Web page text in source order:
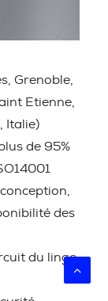
Grenoble,
Etienne,
Italie)
de 95%
des
du linge